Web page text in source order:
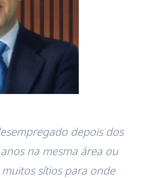
depois dos
na mesma área ou
sítios para onde